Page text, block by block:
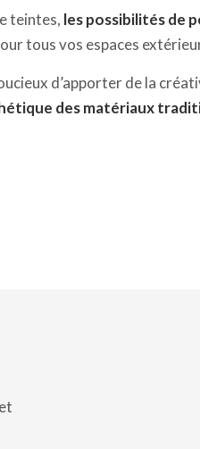
teintes, les possibilités de
tous vos espaces
d’apporter de la
des matériaux